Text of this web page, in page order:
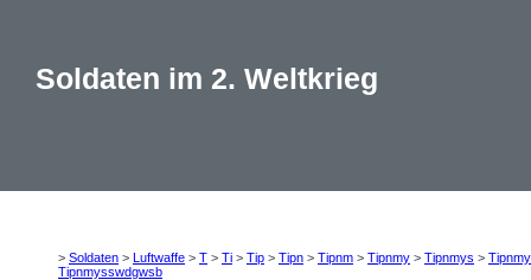
Soldaten im 2. Weltkrieg
> Soldaten > Luftwaffe > T > Ti > Tip > Tipn > Tipnm > Tipnmy > Tipnmys >
Tipnmysswdgwsb